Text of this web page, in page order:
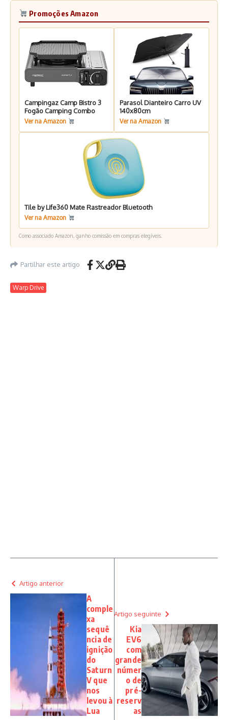
Promoções Amazon
Campingaz Camp Bistro 3
Fogão Camping Combo
Ver na Amazon
Parasol Dianteiro Carro UV
140x80cm
Ver na Amazon
Tile by Life360 Mate Rastreador Bluetooth
Ver na Amazon
Como associado Amazon, ganho comissão em compras elegíveis.
Partilhar este artigo
Warp Drive
Artigo anterior
A
comple
xa
sequê
ncia de
ignição
do
Saturn
V que
nos
levou à
Lua
Artigo seguinte
Kia
EV6
com
grande
númer
o de
pré-
reserv
as